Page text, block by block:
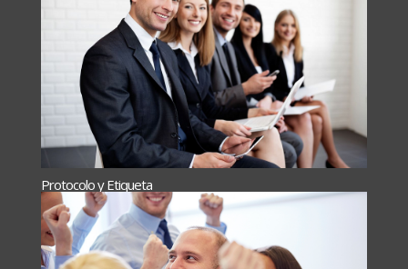
Protocolo y Etiqueta